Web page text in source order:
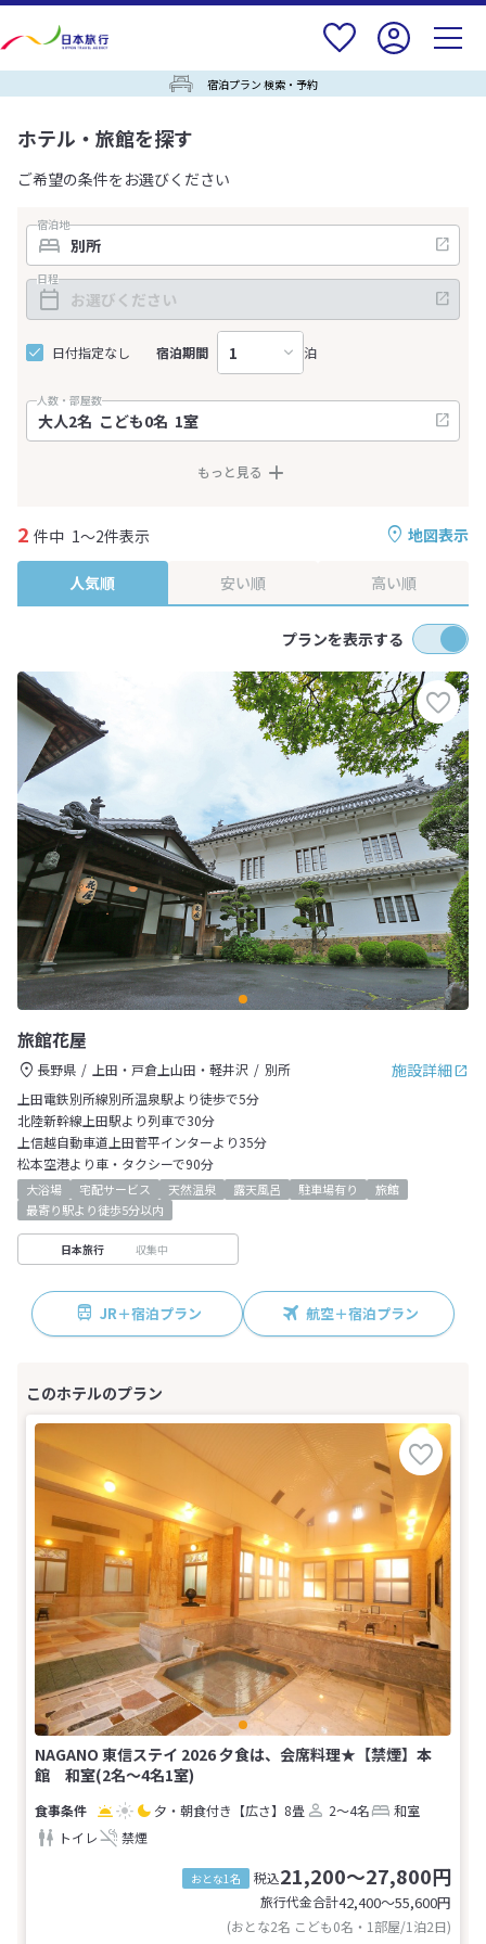
宿泊プラン 検索・予約
ホテル・旅館を探す
ご希望の条件をお選びください
宿泊地
日程
日付指定なし 宿泊期間 泊
人数・部屋数
もっと見る
地図表示
2 件中 1～2件表示
人気順 安い順 高い順
プランを表示する
旅館花屋
施設詳細
長野県 上田・戸倉上山田・軽井沢
別所
上田電鉄別所線別所温泉駅より徒歩で5分
北陸新幹線上田駅より列車で30分
上信越自動車道上田菅平インターより35分
松本空港より車・タクシーで90分
大浴場 宅配サービス 天然温泉 露天風呂 駐車場有り
旅館
最寄り駅より徒歩5分以内
日本旅行 収集中
JR＋宿泊プラン 航空＋宿泊プラン
NAGANO 東信ステイ 2026 夕食は、会席料理★【禁煙】本
館 和室(2名～4名1室)
夕・朝食付き 【広さ】8畳 2～4名
和室
トイレ
禁煙
おとな1名 税込21,200～27,800円
旅行代金合計42,400〜55,600円
(おとな2名 こども0名・1部屋/1泊2日)